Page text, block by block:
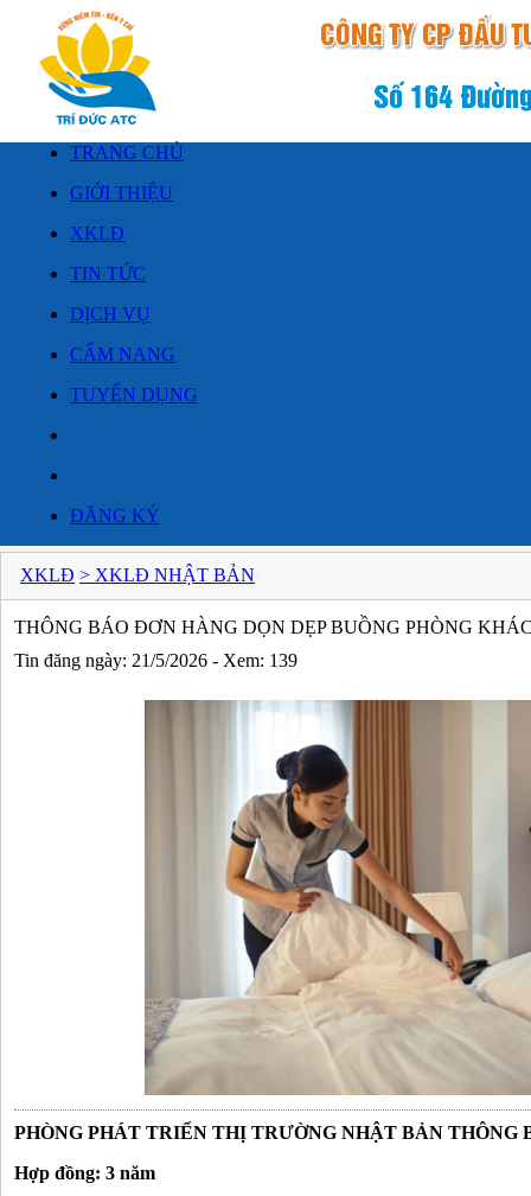
TRANG CHỦ
GIỚI THIỆU
XKLĐ
TIN TỨC
DỊCH VỤ
CẨM NANG
TUYỂN DỤNG
ĐĂNG KÝ
XKLĐ > XKLĐ NHẬT BẢN
THÔNG BÁO ĐƠN HÀNG DỌN DẸP BUỒNG PHÒNG
Tin đăng ngày: 21/5/2026 - Xem: 139
PHÒNG PHÁT TRIỂN THỊ TRƯỜNG NHẬT BẢN THÔNG
Hợp đồng: 3 năm